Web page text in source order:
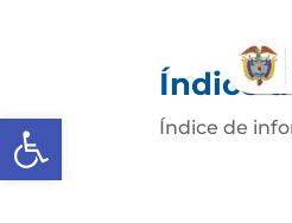
Abrir barra de herramientas
Índice
Índice de